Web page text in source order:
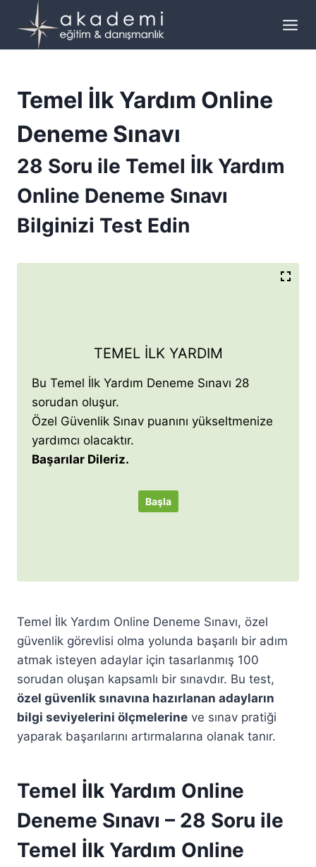
content
Temel İlk Yardım Online
Deneme Sınavı
28 Soru ile Temel İlk Yardım
Online Deneme Sınavı
Bilginizi Test Edin
TEMEL İLK YARDIM
Bu Temel İlk Yardım Deneme Sınavı 28
sorudan oluşur.
Özel Güvenlik Sınav puanını yükseltmenize
yardımcı olacaktır.
Başarılar Dileriz.
Temel İlk Yardım Online Deneme Sınavı, özel
güvenlik görevlisi olma yolunda başarılı bir adım
atmak isteyen adaylar için tasarlanmış 100
sorudan oluşan kapsamlı bir sınavdır. Bu test,
özel güvenlik sınavına hazırlanan adayların
bilgi seviyelerini ölçmelerine ve sınav pratiği
yaparak başarılarını artırmalarına olanak tanır.
Temel İlk Yardım Online
Deneme Sınavı – 28 Soru ile
Temel İlk Yardım Online